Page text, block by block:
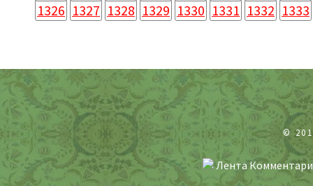
1326 1327 1328 1329 1330 1331 1332 1333
©
Лента